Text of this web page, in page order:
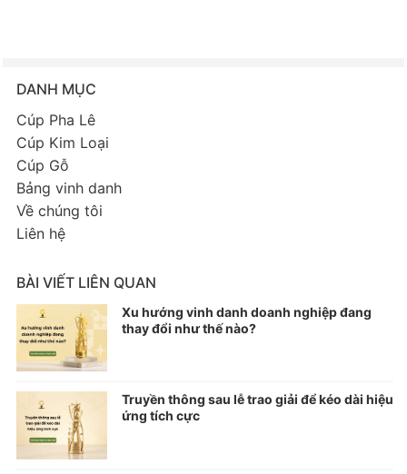
DANH MỤC
Cúp Pha Lê
Cúp Kim Loại
Cúp Gỗ
Bảng vinh danh
Về chúng tôi
Liên hệ
BÀI VIẾT LIÊN QUAN
Xu hướng vinh danh doanh nghiệp đang
thay đổi như thế nào?
Truyền thông sau lễ trao giải để kéo dài hiệu
ứng tích cực